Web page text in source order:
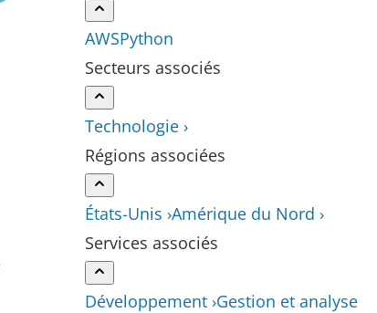
AWSPython
Secteurs associés
Technologie ›
Régions associées
États-Unis ›Amérique du Nord ›
Services associés
Développement ›Gestion et analyse